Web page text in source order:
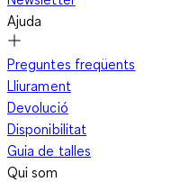
Ajuda
Preguntes freqüents
Lliurament
Devolució
Disponibilitat
Guia de talles
Qui som